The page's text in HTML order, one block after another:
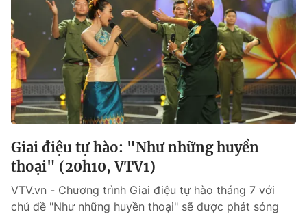
Giai điệu tự hào: "Như những huyền
thoại" (20h10, VTV1)
VTV.vn - Chương trình Giai điệu tự hào tháng 7 với
chủ đề "Như những huyền thoại" sẽ được phát sóng